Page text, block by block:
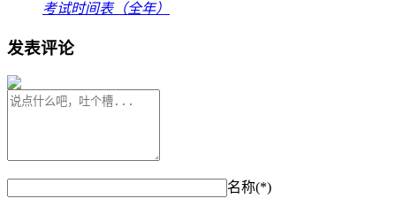
考试时间表（全年）
发表评论
名称(*)